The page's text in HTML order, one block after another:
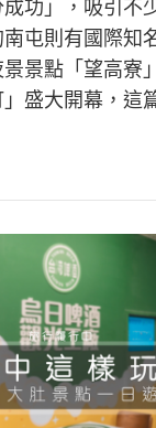
功」，吸引不
屯則有國際知
景點「望高寮
」盛大開幕，這